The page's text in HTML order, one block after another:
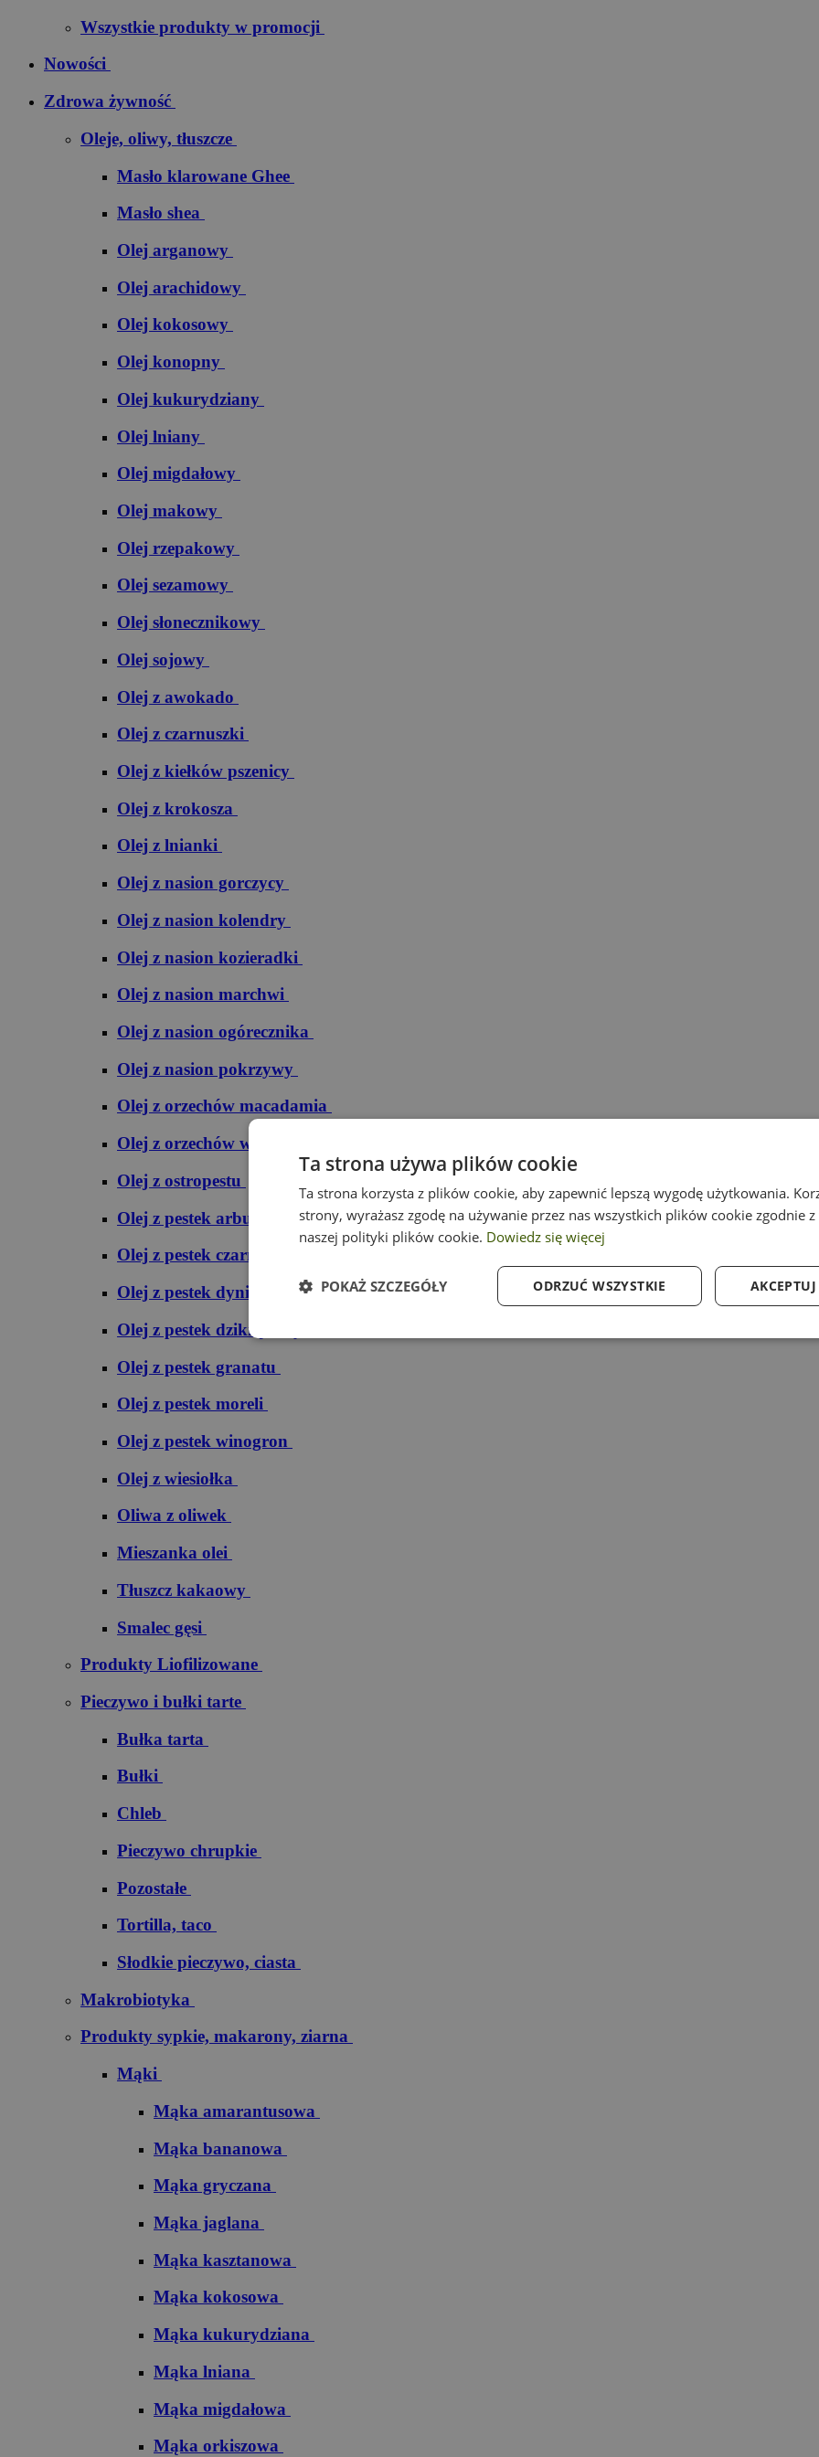
Wszystkie produkty w promocji
Nowości
Zdrowa żywność
Oleje, oliwy, tłuszcze
Masło klarowane Ghee
Masło shea
Olej arganowy
Olej arachidowy
Olej kokosowy
Olej konopny
Olej kukurydziany
Olej lniany
Olej migdałowy
Olej makowy
Olej rzepakowy
Olej sezamowy
Olej słonecznikowy
Olej sojowy
Olej z awokado
Olej z czarnuszki
Olej z kiełków pszenicy
Olej z krokosza
Olej z lnianki
Olej z nasion gorczycy
Olej z nasion kolendry
Olej z nasion kozieradki
Olej z nasion marchwi
Olej z nasion ogórecznika
Olej z nasion pokrzywy
Olej z orzechów macadamia
Olej z orzechów włoskich
Olej z ostropestu
Olej z pestek arbuza
Olej z pestek czarnej porzeczki
Olej z pestek dyni
Olej z pestek dzikiej róży
Olej z pestek granatu
Olej z pestek moreli
Olej z pestek winogron
Olej z wiesiołka
Oliwa z oliwek
Mieszanka olei
Tłuszcz kakaowy
Smalec gęsi
Produkty Liofilizowane
Pieczywo i bułki tarte
Bułka tarta
Bułki
Chleb
Pieczywo chrupkie
Pozostałe
Tortilla, taco
Słodkie pieczywo, ciasta
Makrobiotyka
Produkty sypkie, makarony, ziarna
Mąki
Mąka amarantusowa
Mąka bananowa
Mąka gryczana
Mąka jaglana
Mąka kasztanowa
Mąka kokosowa
Mąka kukurydziana
Mąka lniana
Mąka migdałowa
Mąka orkiszowa
Ta strona używa plików cookie
Ta strona korzysta z plików cookie, aby zapewnić lepszą wygodę użytkowania.
strony, wyrażasz zgodę na używanie przez nas wszystkich plików cookie zgodnie
naszej polityki plików cookie. Dowiedz się więcej
ODRZUĆ WSZYSTKIE
POKAŻ SZCZEGÓŁY